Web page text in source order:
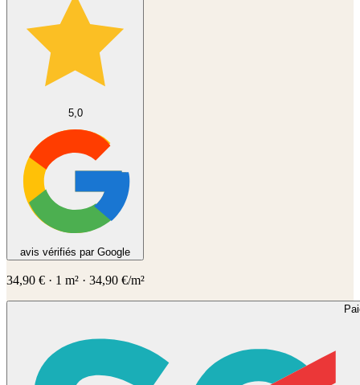
5,0
avis vérifiés par Google
34,90 € · 1 m² · 34,90 €/m²